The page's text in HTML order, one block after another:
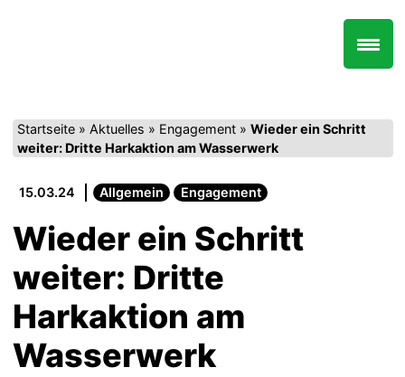
Startseite » Aktuelles » Engagement »Wieder ein Schritt
weiter: Dritte Harkaktion am Wasserwerk
15.03.24 Allgemein Engagement
Wieder ein Schritt
weiter: Dritte
Harkaktion am
Wasserwerk